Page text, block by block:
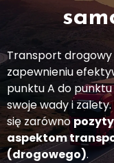
Transport
zapewnieniu
punktu A do
swoje wady i
się zarówno
aspektom
(drogowego).